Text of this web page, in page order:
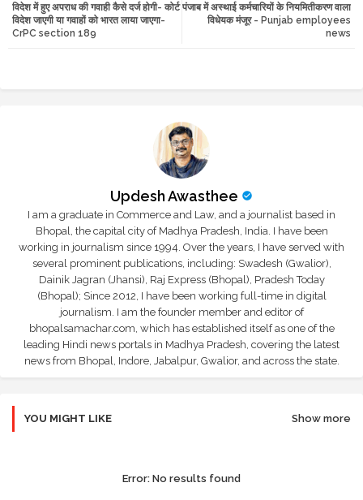
tte ats
पंजाब में अस्थाई कर्मचारियों के नियमितीकरण वाला
विधेयक मंजूर - Punjab employees
news
विदेश में हुए अपराध की गवाही कैसे दर्ज होगी- कोर्ट
विदेश जाएगी या गवाहों को भारत लाया जाएगा-
CrPC section 189
Updesh Awasthee
I am a graduate in Commerce and Law, and a journalist based in
Bhopal, the capital city of Madhya Pradesh, India. I have been
working in journalism since 1994. Over the years, I have served with
several prominent publications, including: Swadesh (Gwalior),
Dainik Jagran (Jhansi), Raj Express (Bhopal), Pradesh Today
(Bhopal); Since 2012, I have been working full-time in digital
journalism. I am the founder member and editor of
bhopalsamachar.com, which has established itself as one of the
leading Hindi news portals in Madhya Pradesh, covering the latest
news from Bhopal, Indore, Jabalpur, Gwalior, and across the state.
YOU MIGHT LIKE Show more
Error: No results found